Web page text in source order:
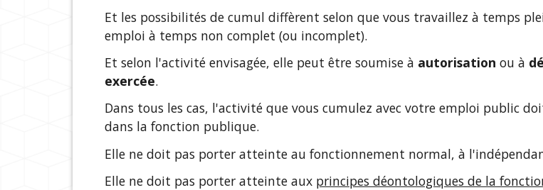
Et les possibilités de cumul diffèrent selon que vous travaillez à temps
emploi à temps non complet (ou incomplet).
Et selon l'activité envisagée, elle peut être soumise à autorisation ou à
exercée.
Dans tous les cas, l'activité que vous cumulez avec votre emploi public
dans la fonction publique.
Elle ne doit pas porter atteinte au fonctionnement normal, à
Elle ne doit pas porter atteinte aux principes déontologiques de la